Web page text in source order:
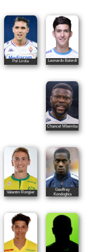
Pol Lirola Leonardo Balerdi
Chancel Mbemba
Valentin Rongier
Geoffrey
Kondogbia